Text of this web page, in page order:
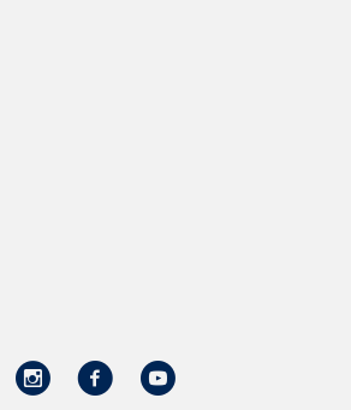
Norrmejerier
Facebook
Youtube